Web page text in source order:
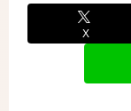
X